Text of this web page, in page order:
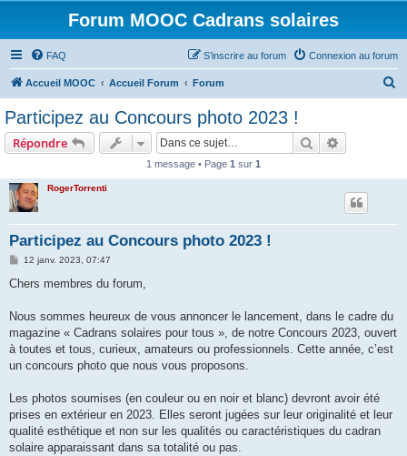
Forum MOOC Cadrans solaires
FAQ Connexion au forum
S’inscrire au forum
Accueil MOOC Accueil Forum Forum
Participez au Concours photo 2023 !
Répondre Rechercher
1 message • Page 1 sur 1
RogerTorrenti
Participez au Concours photo 2023 !
M
s
g
12 janv. 2023, 07:47
Chers membres du forum,
Nous sommes heureux de vous annoncer le lancement, dans le cadre du
magazine « Cadrans solaires pour tous », de notre Concours 2023, ouvert
à toutes et tous, curieux, amateurs ou professionnels. Cette année, c’est
un concours photo que nous vous proposons.
Les photos soumises (en couleur ou en noir et blanc) devront avoir été
prises en extérieur en 2023. Elles seront jugées sur leur originalité et leur
qualité esthétique et non sur les qualités ou caractéristiques du cadran
solaire apparaissant dans sa totalité ou pas.